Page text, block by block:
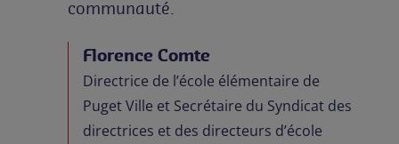
communauté.
Florence Comte
Directrice de l’école élémentaire de
Puget Ville et Secrétaire du Syndicat des
directrices et des directeurs d’école